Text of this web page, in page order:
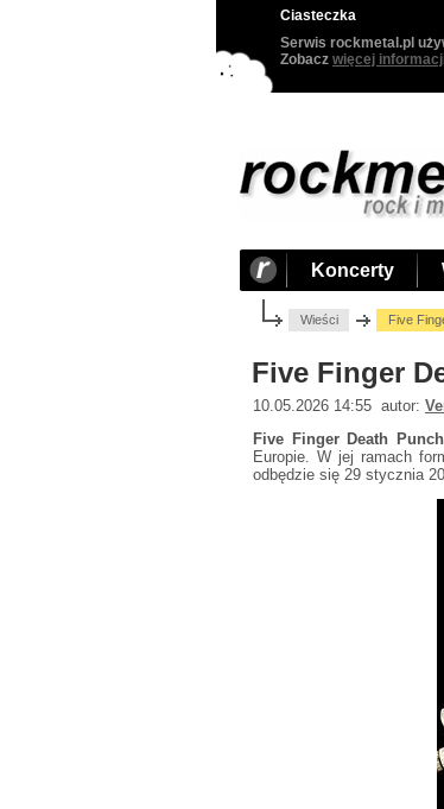
Ciasteczka
Serwis rockmetal.pl
Zobacz więcej
Koncerty
Wieści Five
Five Finger
10.05.2026 14:55 autor:
Five Finger Death Punch
Europie. W jej ramach
odbędzie się 29 stycznia